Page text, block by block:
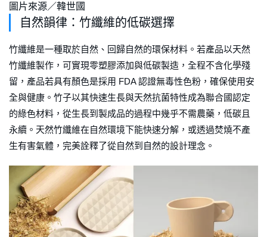
圖片來源／韓世國
自然韻律：竹纖維的低碳選擇
竹纖維是一種取於自然、回歸自然的環保材料。若產品以天然
竹纖維製作，可實現零塑膠添加與低碳製造，全程不含化學殘
留，產品若具有顏色是採用 FDA 認證無毒性色粉，確保使用安
全與健康。竹子以其快速生長與天然抗菌特性成為聯合國認定
的綠色材料，從生長到製成品的過程中幾乎不需農藥，低碳且
永續。天然竹纖維在自然環境下能快速分解，或透過焚燒不產
生有害氣體，完美詮釋了從自然到自然的設計理念。